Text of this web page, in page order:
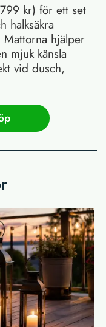
kr) för ett set
halksäkra
Mattorna hjälper
mjuk känsla
vid dusch,